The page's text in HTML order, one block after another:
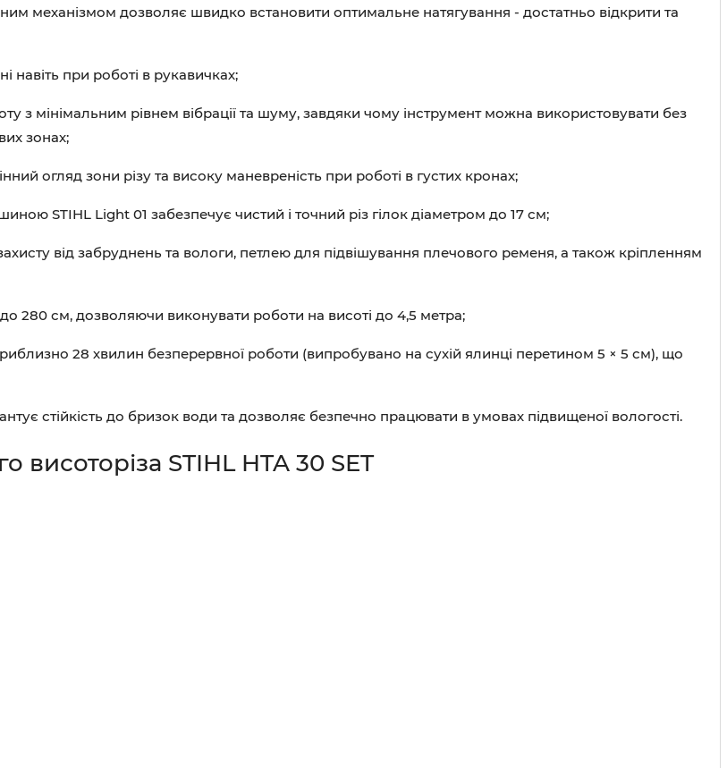
механізмом дозволяє швидко встановити оптимальне натягування - достатньо відкрити та
навіть при роботі в рукавичках;
з мінімальним рівнем вібрації та шуму, завдяки чому інструмент можна використовувати без
зонах;
огляд зони різу та високу маневреність при роботі в густих кронах;
STIHL Light 01 забезпечує чистий і точний різ гілок діаметром до 17 см;
від забруднень та вологи, петлею для підвішування плечового ременя, а також кріпленням
280 см, дозволяючи виконувати роботи на висоті до 4,5 метра;
28 хвилин безперервної роботи (випробувано на сухій ялинці перетином 5 × 5 см), що
стійкість до бризок води та дозволяє безпечно працювати в умовах підвищеної вологості.
STIHL HTA 30 SET